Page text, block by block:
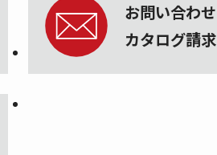
お問い合わせ
カタログ請求